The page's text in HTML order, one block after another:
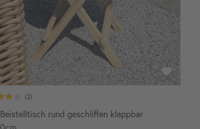
rund geschliffen klappbar